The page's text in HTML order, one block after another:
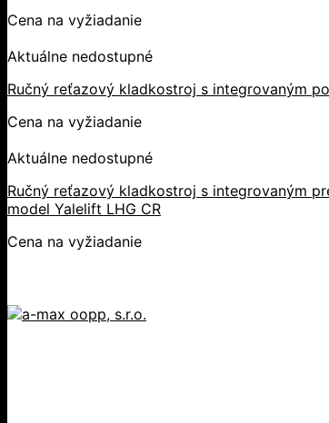
Cena na vyžiadanie
Aktuálne nedostupné
Ručný reťazový kladkostroj s integrovaným
Cena na vyžiadanie
Aktuálne nedostupné
Ručný reťazový kladkostroj s integrovaným
model Yalelift LHG CR
Cena na vyžiadanie